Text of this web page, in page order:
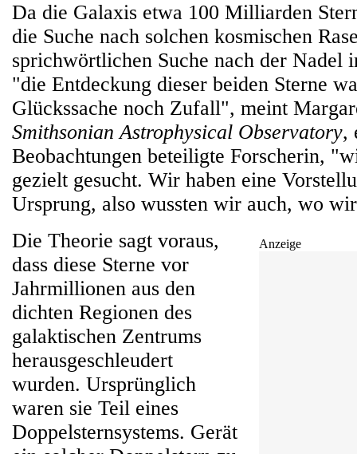
Da die Galaxis etwa 100 Milliarden
die Suche nach solchen kosmischen
sprichwörtlichen Suche nach der Nadel
"die Entdeckung dieser beiden Sterne
Glückssache noch Zufall", meint
Smithsonian Astrophysical Observatory,
Beobachtungen beteiligte Forscherin,
gezielt gesucht. Wir haben eine
Ursprung, also wussten wir auch, wo
Anzeige
Die Theorie sagt voraus,
dass diese Sterne vor
Jahrmillionen aus den
dichten Regionen des
galaktischen Zentrums
herausgeschleudert
wurden. Ursprünglich
waren sie Teil eines
Doppelsternsystems. Gerät